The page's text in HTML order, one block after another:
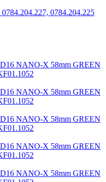
0784.204.227, 0784.204.225